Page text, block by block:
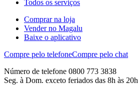
Todos os serviços
Comprar na loja
Vender no Magalu
Baixe o aplicativo
Compre pelo telefoneCompre pelo chat
Número de telefone 0800 773 3838
Seg. à Dom. exceto feriados das 8h às 20h